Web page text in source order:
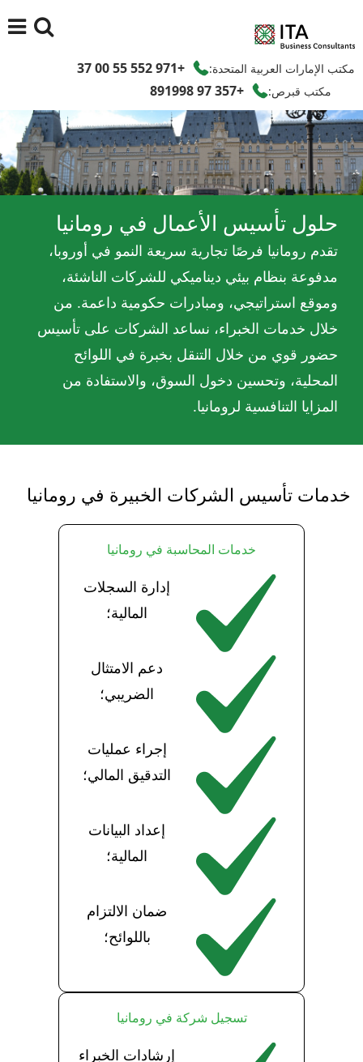
مكتب الإمارات العربية المتحدة: +971 552 55 00 37
مكتب قبرص: +357 97 891998
حلول تأسيس الأعمال في رومانيا
تقدم رومانيا فرصًا تجارية سريعة النمو في أوروبا،
مدفوعة بنظام بيئي ديناميكي للشركات الناشئة،
وموقع استراتيجي، ومبادرات حكومية داعمة. من
خلال خدمات الخبراء، نساعد الشركات على تأسيس
حضور قوي من خلال التنقل بخبرة في اللوائح
المحلية، وتحسين دخول السوق، والاستفادة من
المزايا التنافسية لرومانيا.
خدمات تأسيس الشركات الخبيرة في رومانيا
خدمات المحاسبة في رومانيا
إدارة السجلات
المالية؛
دعم الامتثال
الضريبي؛
إجراء عمليات
التدقيق المالي؛
إعداد البيانات
المالية؛
ضمان الالتزام
باللوائح؛
تسجيل شركة في رومانيا
إرشادات الخبراء